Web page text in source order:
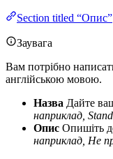
Section titled “Опис”
Заувага
Вам потрібно
англійською мовою.
Назва Дайте
наприклад,
Опис Опишіть
наприклад, Не